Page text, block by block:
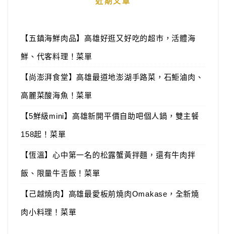
【五鎮海鮮肉品】高雄好逛又好吃的超市，活體海
鮮、代客料理！菜單
【尚澎湃食堂】高雄最道地澎湖手路菜，石鮔滷肉、
高麗菜酸海魚！菜單
【5鮮級mini】高雄新開平價自助吧個人鍋，雙主餐
158起！菜單
【恆溫】心中第一名的松露蟹黃拌麵，還有牛肉拌
飯、限量牛舌飯！菜單
【己越燒肉】高雄最愛板前燒肉Omakase，全新燒
肉小料理！菜單